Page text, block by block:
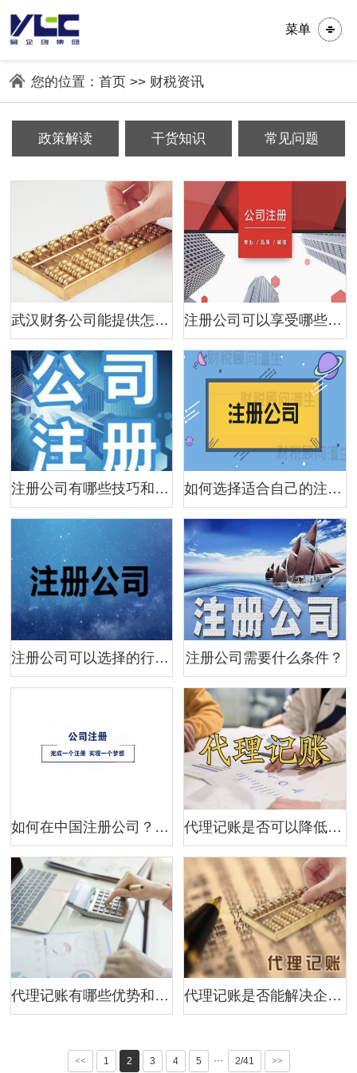
菜单
您的位置： 首页>> 财税资讯
政策解读 干货知识 常见问题
武汉财务公司能提供怎样实用的财务建议？ 注册公司可以享受哪些优惠政策？
注册公司有哪些技巧和注意事项？ 如何选择适合自己的注册公司地点？
注册公司可以选择的行业有哪些？ 注册公司需要什么条件？
如何在中国注册公司？ 怎样快速注册公司？ 代理记账是否可以降低企业税务风险？
代理记账有哪些优势和劣势？ 代理记账是否能解决企业财务问题？
<< 1 2 3 4 5 ··· 2/41 >>